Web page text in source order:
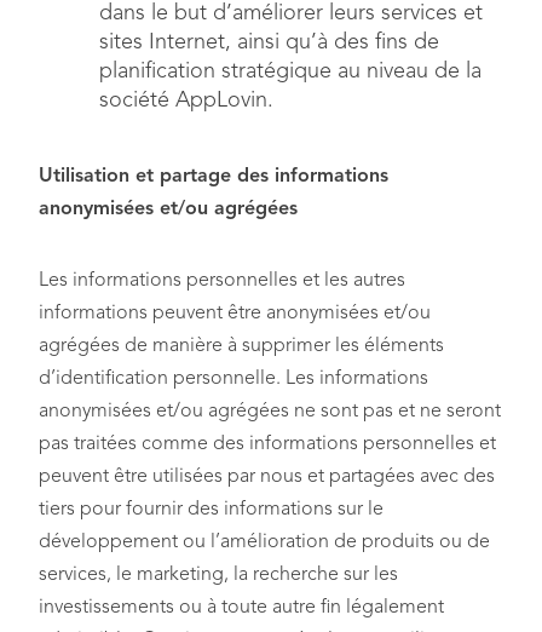
dans le but d’améliorer leurs services et
sites Internet, ainsi qu’à des fins de
planification stratégique au niveau de la
société AppLovin.
Utilisation et partage des informations
anonymisées et/ou agrégées
Les informations personnelles et les autres
informations peuvent être anonymisées et/ou
agrégées de manière à supprimer les éléments
d’identification personnelle. Les informations
anonymisées et/ou agrégées ne sont pas et ne seront
pas traitées comme des informations personnelles et
peuvent être utilisées par nous et partagées avec des
tiers pour fournir des informations sur le
développement ou l’amélioration de produits ou de
services, le marketing, la recherche sur les
investissements ou à toute autre fin légalement